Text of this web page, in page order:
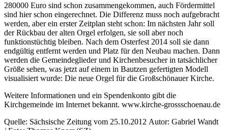
280000 Euro sind schon zusammengekommen, auch Fördermittel
sind hier schon eingerechnet. Die Differenz muss noch aufgebracht
werden, aber ein erster Zeitplan steht schon: Im nächsten Jahr soll
der Rückbau der alten Orgel erfolgen, sie soll aber noch
funktionstüchtig bleiben. Nach dem Osterfest 2014 soll sie dann
endgültig entfernt werden und Platz für den Neubau machen. Dann
werden die Gemeindeglieder und Kirchenbesucher in tatsächlicher
Größe sehen, was jetzt auf einem in Bautzen gefertigten Modell
visualisiert wurde: Die neue Orgel für die Großschönauer Kirche.
Weitere Informationen und ein Spendenkonto gibt die
Kirchgemeinde im Internet bekannt. www.kirche-grossschoenau.de
Quelle: Sächsische Zeitung vom 25.10.2012 Autor: Gabriel Wandt